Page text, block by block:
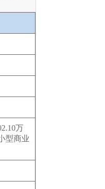
万
型商业